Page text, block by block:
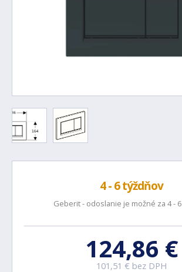
4 - 6 týždňov
Geberit - odoslanie je možné za 4 -
124,86 €
101,51 € bez DPH